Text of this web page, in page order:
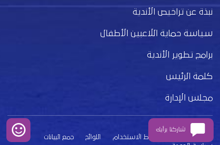
نبذة عن تراخيص الأندية
سياسة حماية اللاعبين الأطفال
برامج تطوير الأندية
كلمة الرئيس
مجلس الإدارة
بيان الخصوصية شروط الاستخدام اللوائح
جمع البيانات
شاركنا برأيك